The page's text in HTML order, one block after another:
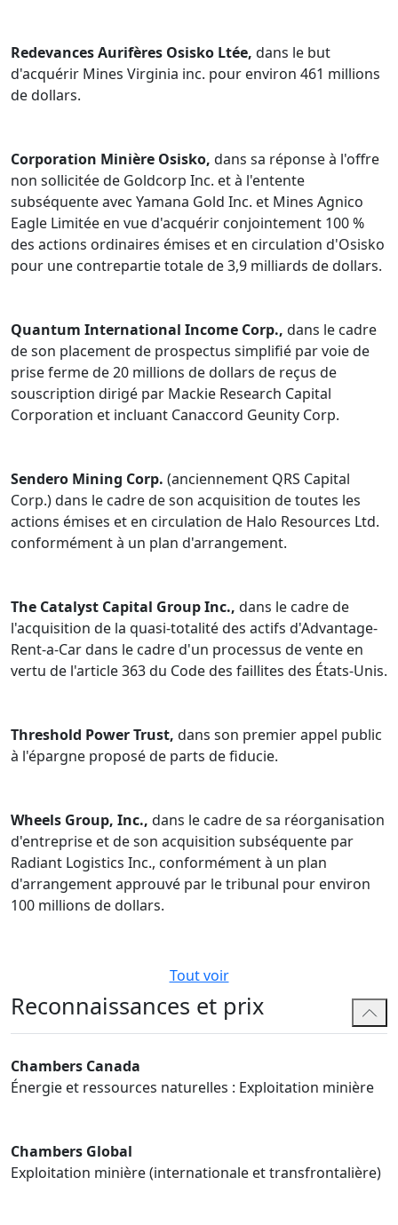
Redevances Aurifères Osisko Ltée, dans le but
d'acquérir Mines Virginia inc. pour environ 461 millions
de dollars.
Corporation Minière Osisko, dans sa réponse à l'offre
non sollicitée de Goldcorp Inc. et à l'entente
subséquente avec Yamana Gold Inc. et Mines Agnico
Eagle Limitée en vue d'acquérir conjointement 100 %
des actions ordinaires émises et en circulation d'Osisko
pour une contrepartie totale de 3,9 milliards de dollars.
Quantum International Income Corp., dans le cadre
de son placement de prospectus simplifié par voie de
prise ferme de 20 millions de dollars de reçus de
souscription dirigé par Mackie Research Capital
Corporation et incluant Canaccord Geunity Corp.
Sendero Mining Corp. (anciennement QRS Capital
Corp.) dans le cadre de son acquisition de toutes les
actions émises et en circulation de Halo Resources Ltd.
conformément à un plan d'arrangement.
The Catalyst Capital Group Inc., dans le cadre de
l'acquisition de la quasi-totalité des actifs d'Advantage-
Rent-a-Car dans le cadre d'un processus de vente en
vertu de l'article 363 du Code des faillites des États-Unis.
Threshold Power Trust, dans son premier appel public
à l'épargne proposé de parts de fiducie.
Wheels Group, Inc., dans le cadre de sa réorganisation
d'entreprise et de son acquisition subséquente par
Radiant Logistics Inc., conformément à un plan
d'arrangement approuvé par le tribunal pour environ
100 millions de dollars.
Tout voir
Reconnaissances et prix
Chambers Canada
Énergie et ressources naturelles : Exploitation minière
Chambers Global
Exploitation minière (internationale et transfrontalière)